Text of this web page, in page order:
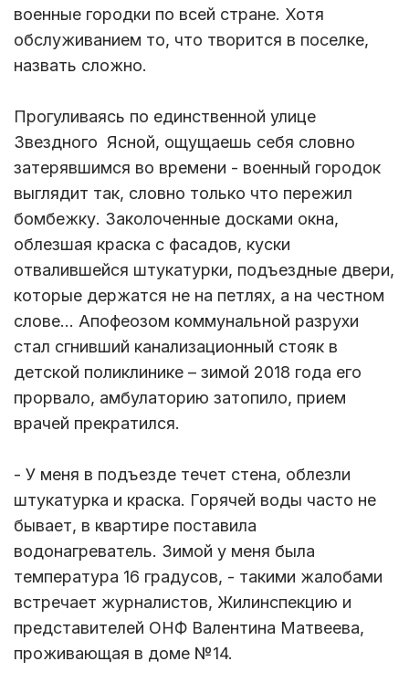
военные городки по всей стране. Хотя
обслуживанием то, что творится в поселке,
назвать сложно.
Прогуливаясь по единственной улице
Звездного Ясной, ощущаешь себя словно
затерявшимся во времени - военный городок
выглядит так, словно только что пережил
бомбежку. Заколоченные досками окна,
облезшая краска с фасадов, куски
отвалившейся штукатурки, подъездные двери,
которые держатся не на петлях, а на честном
слове… Апофеозом коммунальной разрухи
стал сгнивший канализационный стояк в
детской поликлинике – зимой 2018 года его
прорвало, амбулаторию затопило, прием
врачей прекратился.
- У меня в подъезде течет стена, облезли
штукатурка и краска. Горячей воды часто не
бывает, в квартире поставила
водонагреватель. Зимой у меня была
температура 16 градусов, - такими жалобами
встречает журналистов, Жилинспекцию и
представителей ОНФ Валентина Матвеева,
проживающая в доме №14.